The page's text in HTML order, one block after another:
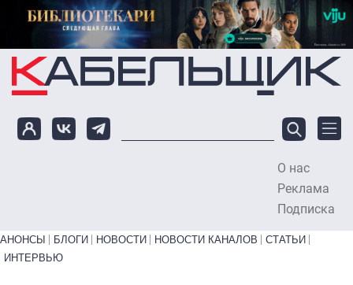
Перейти к основному содержанию
О нас
Реклама
Подписка
Primary links bottom
АНОНСЫ БЛОГИ НОВОСТИ НОВОСТИ КАНАЛОВ
СТАТЬИ
ИНТЕРВЬЮ